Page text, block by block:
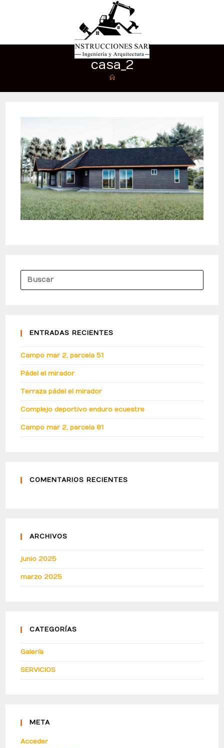
casa_2
ENTRADAS RECIENTES
Campo mar 2, parcela 51
Pádel el mirador
Terraza pádel el mirador
Complejo deportivo enduro ecuestre
Campo mar 2, parcela 81
COMENTARIOS RECIENTES
ARCHIVOS
junio 2025
marzo 2025
CATEGORÍAS
Galería
SERVICIOS
META
Acceder